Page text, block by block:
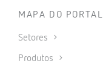
MAPA DO PORTAL
Setores
Produtos